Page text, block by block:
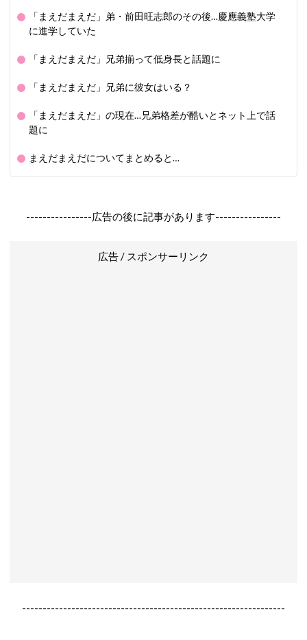
「まえだまえだ」弟・前田旺志郎のその後…慶應義塾大学
に進学していた
「まえだまえだ」兄弟揃って低身長と話題に
「まえだまえだ」兄弟に彼女はいる？
「まえだまえだ」の現在…兄弟格差が酷いとネット上で話
題に
まえだまえだについてまとめると…
----------------広告の後に記事があります----------------
広告 / スポンサーリンク
----------------------------------------------------------------